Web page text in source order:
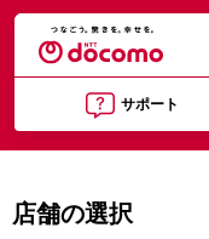
サポート
店舗の選択